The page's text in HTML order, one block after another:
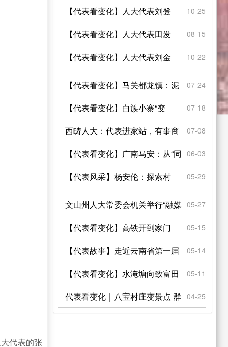
代表的张
马文翠：让家乡脐橙搭上...
【代表看变化】人大代表刘登
荣： 石漠变绿洲，不可能...
10-25
【代表看变化】人大代表田发
云：83盏路灯再次亮起来...
08-15
【代表看变化】人大代表刘金
德：“椒香”树皮焕新颜
10-22
【代表看变化】马关都龙镇：泥
泞入校路焕了新容颜
07-24
【代表看变化】白族小寨“变
身”农文旅融合新村
07-18
西畴人大：代表进家站，有事商
量办
07-08
【代表看变化】广南马安：从“同
流合污”到“雨污分流...
06-03
【代表风采】杨安伦：探索村
民“自建自治” 刷亮上布...
05-29
文山州人大常委会机关举行“融媒
体+人大”品牌推进会...
05-27
【代表看变化】高铁开到家门
口，乡村振兴展新颜
05-15
【代表故事】走近云南省第一届
人大代表王仙芝
05-14
【代表看变化】水淹塘向致富田
的蜕变
05-11
代表看变化｜八宝村庄变景点 群 04-25